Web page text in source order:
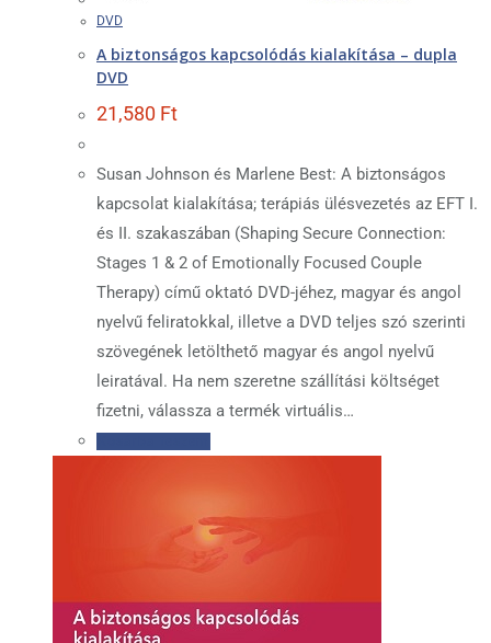
DVD
A biztonságos kapcsolódás kialakítása – dupla
DVD
21,580 Ft
Susan Johnson és Marlene Best: A biztonságos
kapcsolat kialakítása; terápiás ülésvezetés az EFT I.
és II. szakaszában (Shaping Secure Connection:
Stages 1 & 2 of Emotionally Focused Couple
Therapy) című oktató DVD-jéhez, magyar és angol
nyelvű feliratokkal, illetve a DVD teljes szó szerinti
szövegének letölthető magyar és angol nyelvű
leiratával. Ha nem szeretne szállítási költséget
fizetni, válassza a termék virtuális…